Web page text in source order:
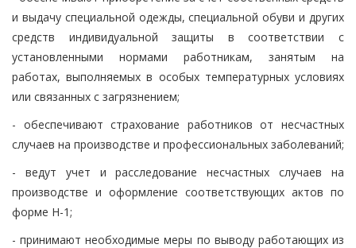
и выдачу специальной одежды, специальной обуви и других
средств индивидуальной защиты в соответствии с
установленными нормами работникам, занятым на
работах, выполняемых в особых температурных условиях
или связанных с загрязнением;
- обеспечивают страхование работников от несчастных
случаев на производстве и профессиональных заболеваний;
- ведут учет и расследование несчастных случаев на
производстве и оформление соответствующих актов по
форме Н-1;
- принимают необходимые меры по выводу работающих из